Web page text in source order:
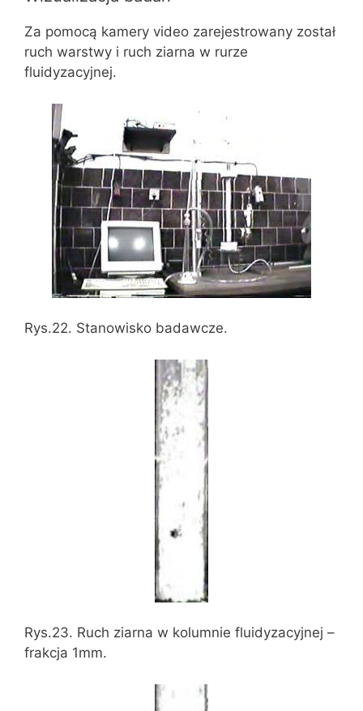
Za pomocą kamery video zarejestrowany został
ruch warstwy i ruch ziarna w rurze
fluidyzacyjnej.
Rys.22. Stanowisko badawcze.
Rys.23. Ruch ziarna w kolumnie fluidyzacyjnej –
frakcja 1mm.